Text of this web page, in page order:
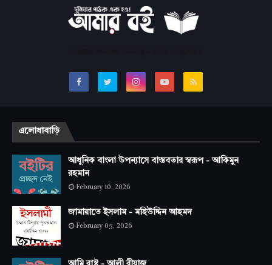
এলোধাবাড়ি
আধুনিক বাংলা উপন্যাসে বাস্তবতার স্বরূপ - আকিমুন
রহমান
February 10, 2026
জামায়াতে ইসলাম - মহিউদ্দিন আহমদ
February 05, 2026